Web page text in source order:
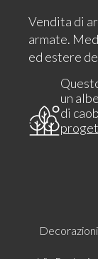
Vendita di
armate.
ed estere
un
di